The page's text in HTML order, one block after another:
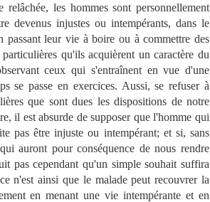
les hommes sont personnellement
devenus injustes ou intempérants, dans le
passant leur vie à boire ou à commettre des
qu'ils acquièrent un caractère du
ceux qui s'entraînent en vue d'une
se passe en exercices. Aussi, se refuser à
que sont dues les dispositions de notre
il est absurde de supposer que l'homme qui
pas être injuste ou intempérant; et si, sans
auront pour conséquence de nous rendre
pas cependant qu'un simple souhait suffira
n'est ainsi que le malade peut recouvrer la
en menant une vie intempérante et en